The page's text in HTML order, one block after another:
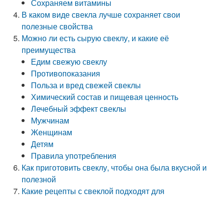
Сохраняем витамины
В каком виде свекла лучше сохраняет свои
полезные свойства
Можно ли есть сырую свеклу, и какие её
преимущества
Едим свежую свеклу
Противопоказания
Польза и вред свежей свеклы
Химический состав и пищевая ценность
Лечебный эффект свеклы
Мужчинам
Женщинам
Детям
Правила употребления
Как приготовить свеклу, чтобы она была вкусной и
полезной
Какие рецепты с свеклой подходят для